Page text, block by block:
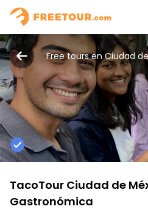
Free tours en Ciudad
TacoTour Ciudad de
Gastronómica